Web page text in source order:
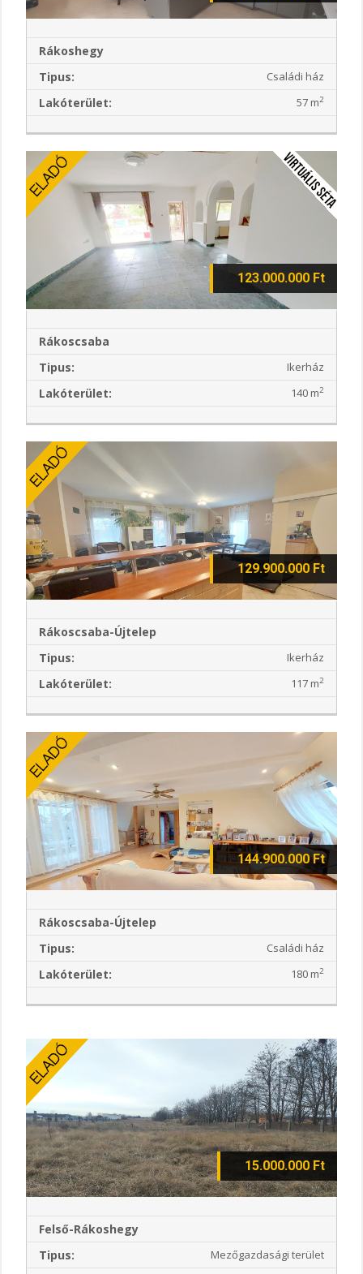
Rákoshegy
Tipus:
Családi ház
Lakóterület: 57 m2
123.000.000 Ft
Rákoscsaba
Tipus:
Ikerház
Lakóterület: 140 m2
129.900.000 Ft
Rákoscsaba-Újtelep
Tipus:
Ikerház
Lakóterület: 117 m2
144.900.000 Ft
Rákoscsaba-Újtelep
Tipus:
Családi ház
Lakóterület: 180 m2
15.000.000 Ft
Felső-Rákoshegy
Tipus:
Mezőgazdasági terület